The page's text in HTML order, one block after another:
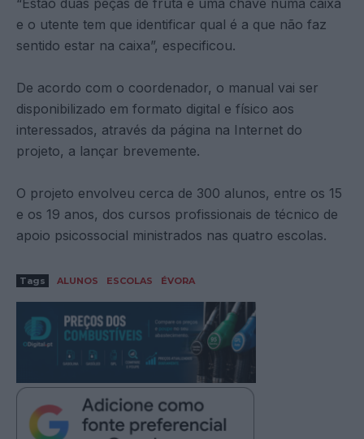
e o utente tem que identificar qual é a que não faz
sentido estar na caixa”, especificou.
De acordo com o coordenador, o manual vai ser
disponibilizado em formato digital e físico aos
interessados, através da página na Internet do
projeto, a lançar brevemente.
O projeto envolveu cerca de 300 alunos, entre os 15
e os 19 anos, dos cursos profissionais de técnico de
apoio psicossocial ministrados nas quatro escolas.
Tags ALUNOS ESCOLAS ÉVORA